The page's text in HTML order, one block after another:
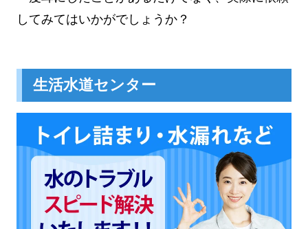
してみてはいかがでしょうか？
生活水道センター